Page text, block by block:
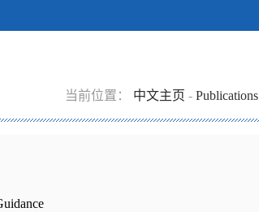
当前位置： 中文主页 - Publications